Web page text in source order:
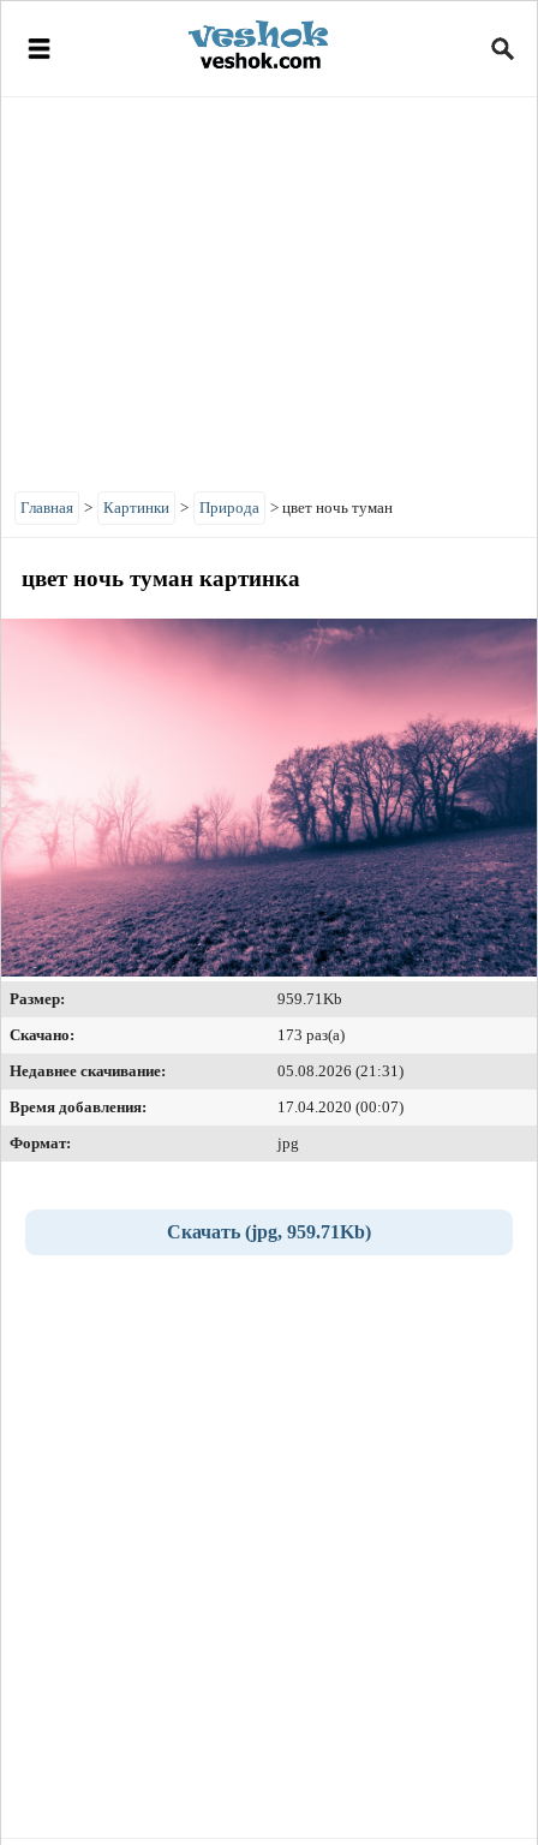
Главная > Картинки > Природа > цвет ночь туман
цвет ночь туман картинка
Размер:
959.71Kb
Скачано:
173 раз(а)
Недавнее скачивание:
05.08.2026 (21:31)
Время добавления:
17.04.2020 (00:07)
Формат:
jpg
Скачать (jpg, 959.71Kb)